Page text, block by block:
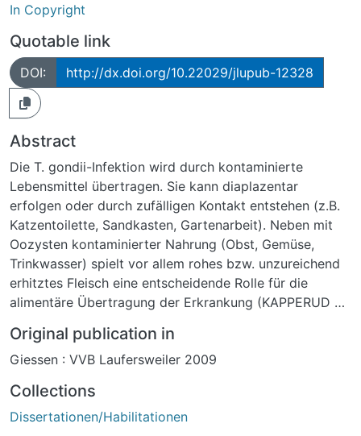
In Copyright
Quotable link
DOI: http://dx.doi.org/10.22029/jlupub-12328
Abstract
Die T. gondii-Infektion wird durch kontaminierte
Lebensmittel übertragen. Sie kann diaplazentar
erfolgen oder durch zufälligen Kontakt entstehen (z.B.
Katzentoilette, Sandkasten, Gartenarbeit). Neben mit
Oozysten kontaminierter Nahrung (Obst, Gemüse,
Trinkwasser) spielt vor allem rohes bzw. unzureichend
erhitztes Fleisch eine entscheidende Rolle für die
alimentäre Übertragung der Erkrankung (KAPPERUD et
SUKTHANA et al., 2000). Aufgrund fehlender
Erhitzungsschritte im Herstellungsprozess von
dieser Produkte nicht geklärt (TENTER und
FEHLHABER, 2002). Beruhend auf den Ergebnissen von
Original publication in
Giessen : VVB Laufersweiler 2009
Collections
Dissertationen/Habilitationen